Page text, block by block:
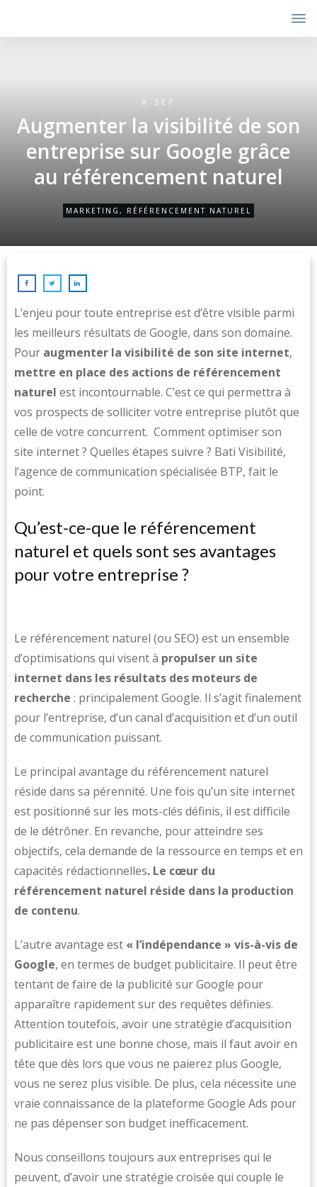
8 SEP
Augmenter la visibilité de son
entreprise sur Google grâce
au référencement naturel
MARKETING , RÉFÉRENCEMENT NATUREL
L’enjeu pour toute entreprise est d’être visible parmi
les meilleurs résultats de Google, dans son domaine.
Pour augmenter la visibilité de son site internet,
mettre en place des actions de référencement
naturel est incontournable. C’est ce qui permettra à
vos prospects de solliciter votre entreprise plutôt que
celle de votre concurrent. Comment optimiser son
site internet ? Quelles étapes suivre ? Bati Visibilité,
l’agence de communication spécialisée BTP, fait le
point.
Qu’est-ce-que le référencement
naturel et quels sont ses avantages
pour votre entreprise ?
Le référencement naturel (ou SEO) est un ensemble
d’optimisations qui visent à propulser un site
internet dans les résultats des moteurs de
recherche : principalement Google. Il s’agit finalement
pour l’entreprise, d’un canal d’acquisition et d’un outil
de communication puissant.
Le principal avantage du référencement naturel
réside dans sa pérennité. Une fois qu’un site internet
est positionné sur les mots-clés définis, il est difficile
de le détrôner. En revanche, pour atteindre ses
objectifs, cela demande de la ressource en temps et en
capacités rédactionnelles. Le cœur du
référencement naturel réside dans la production
de contenu.
L’autre avantage est « l’indépendance » vis-à-vis de
Google, en termes de budget publicitaire. Il peut être
tentant de faire de la publicité sur Google pour
apparaître rapidement sur des requêtes définies.
Attention toutefois, avoir une stratégie d’acquisition
publicitaire est une bonne chose, mais il faut avoir en
tête que dès lors que vous ne paierez plus Google,
vous ne serez plus visible. De plus, cela nécessite une
vraie connaissance de la plateforme Google Ads pour
ne pas dépenser son budget inefficacement.
Nous conseillons toujours aux entreprises qui le
peuvent, d’avoir une stratégie croisée qui couple le